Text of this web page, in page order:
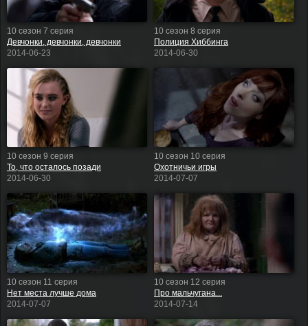
10 сезон 7 серия
Девчонки, девчонки, девчонки
2014-06-23
10 сезон 8 серия
Полиция Хиббинга
2014-06-30
10 сезон 9 серия
То, что осталось позади
2014-06-30
10 сезон 10 серия
Охотничьи игры
2014-07-07
10 сезон 11 серия
Нет места лучше дома
2014-07-07
10 сезон 12 серия
Про мальчугана...
2014-07-14